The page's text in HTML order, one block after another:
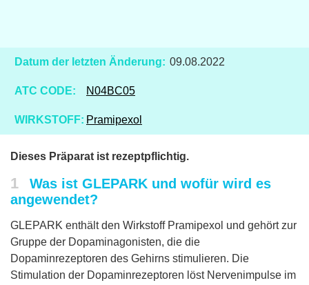
Datum der letzten Änderung: 09.08.2022
ATC CODE: N04BC05
WIRKSTOFF: Pramipexol
Dieses Präparat ist rezeptpflichtig.
1
Was ist GLEPARK und wofür wird es
angewendet?
GLEPARK enthält den Wirkstoff Pramipexol und gehört zur
Gruppe der Dopaminagonisten, die die
Dopaminrezeptoren des Gehirns stimulieren. Die
Stimulation der Dopaminrezeptoren löst Nervenimpulse im